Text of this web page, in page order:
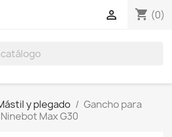
shopping_cart (0)

y plegado
Gancho para
Max G30